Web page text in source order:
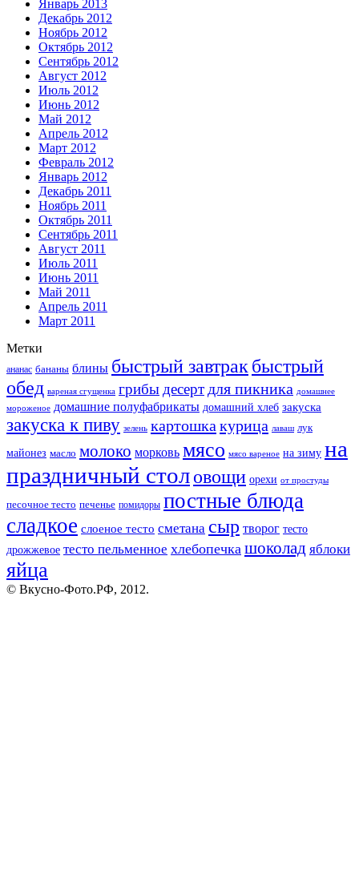
Январь 2013
Декабрь 2012
Ноябрь 2012
Октябрь 2012
Сентябрь 2012
Август 2012
Июль 2012
Июнь 2012
Май 2012
Апрель 2012
Март 2012
Февраль 2012
Январь 2012
Декабрь 2011
Ноябрь 2011
Октябрь 2011
Сентябрь 2011
Август 2011
Июль 2011
Июнь 2011
Май 2011
Апрель 2011
Март 2011
Метки
ананас бананы блины быстрый завтракбыстрый
обед вареная сгущенка грибыдесерт для пикника домашнее
мороженое домашние полуфабрикаты домашний хлеб закуска
закуска к пиву зелень картошка курица лаваш лук
майонез масло молоко морковь мясо мясо вареное на зиму на
праздничный столовощи орехи от простуды
песочное тесто печенье помидоры постные блюда
сладкое слоеное тесто сметана сыр творог тесто
дрожжевое тесто пельменное хлебопечка шоколад яблоки
яйца
© Вкусно-Фото.РФ, 2012.